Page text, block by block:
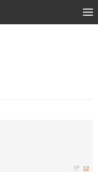
12